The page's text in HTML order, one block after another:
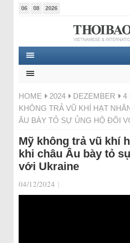
06 08 2026
HOME 2024 DEZEMBER 4
KHÔNG TRẢ VŨ KHÍ HẠT
ÂU BÀY TỎ SỰ ỦNG HỘ ĐỐI
Mỹ không trả vũ khí
khi châu Âu bày tỏ
với Ukraine
04/12/2024 |